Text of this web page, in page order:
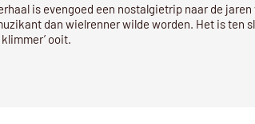
is evengoed een nostalgietrip naar de
dan wielrenner wilde worden. Het is ten
klimmer’ ooit.